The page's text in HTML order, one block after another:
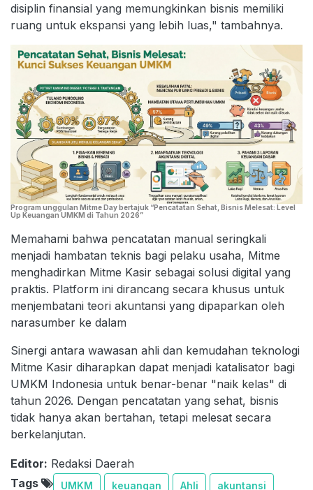
disiplin finansial yang memungkinkan bisnis memiliki
ruang untuk ekspansi yang lebih luas," tambahnya.
Program unggulan Mitme Day bertajuk “Pencatatan Sehat, Bisnis Melesat: Level
Up Keuangan UMKM di Tahun 2026”
Memahami bahwa pencatatan manual seringkali
menjadi hambatan teknis bagi pelaku usaha, Mitme
menghadirkan Mitme Kasir sebagai solusi digital yang
praktis. Platform ini dirancang secara khusus untuk
menjembatani teori akuntansi yang dipaparkan oleh
narasumber ke dalam
Sinergi antara wawasan ahli dan kemudahan teknologi
Mitme Kasir diharapkan dapat menjadi katalisator bagi
UMKM Indonesia untuk benar-benar "naik kelas" di
tahun 2026. Dengan pencatatan yang sehat, bisnis
tidak hanya akan bertahan, tetapi melesat secara
berkelanjutan.
Editor: Redaksi Daerah
Tags
UMKM keuangan Ahli akuntansi